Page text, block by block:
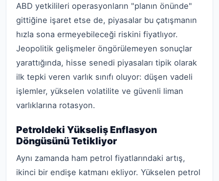
ABD yetkilileri operasyonların "planın önünde"
gittiğine işaret etse de, piyasalar bu çatışmanın
hızla sona ermeyebileceği riskini fiyatlıyor.
Jeopolitik gelişmeler öngörülemeyen sonuçlar
yarattığında, hisse senedi piyasaları tipik olarak
ilk tepki veren varlık sınıfı oluyor: düşen vadeli
işlemler, yükselen volatilite ve güvenli liman
varlıklarına rotasyon.
Petroldeki Yükseliş Enflasyon
Döngüsünü Tetikliyor
Aynı zamanda ham petrol fiyatlarındaki artış,
ikinci bir endişe katmanı ekliyor. Yükselen petrol